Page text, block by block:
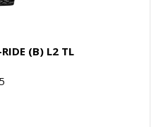
(B) L2 TL